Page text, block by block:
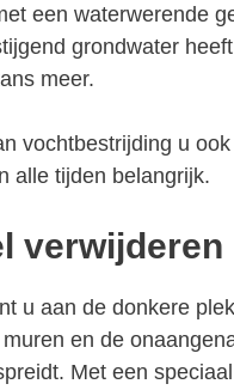
een waterwerende
grondwater heeft
meer.
vochtbestrijding u
alle tijden belangrijk.
verwijderen
u aan de donkere
en de
Met een speciaal